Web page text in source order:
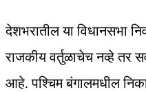
देशभरातील या विधानसभा
राजकीय वर्तुळाचेच नव्हे तर
आहे. पश्चिम बंगालमधील